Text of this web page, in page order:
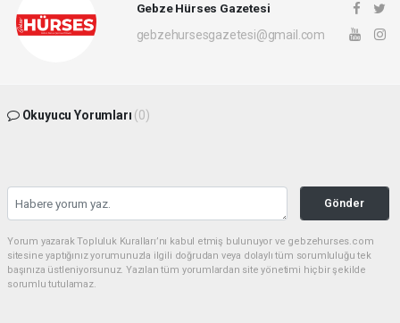
Gebze Hürses Gazetesi
gebzehursesgazetesi@gmail.com
Okuyucu Yorumları (0)
Gönder
Yorum yazarak Topluluk Kuralları’nı kabul etmiş bulunuyor ve gebzehurses.com
sitesine yaptığınız yorumunuzla ilgili doğrudan veya dolaylı tüm sorumluluğu tek
başınıza üstleniyorsunuz. Yazılan tüm yorumlardan site yönetimi hiçbir şekilde
sorumlu tutulamaz.